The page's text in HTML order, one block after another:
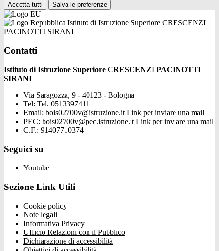
Accetta tutti Salva le preferenze
Istituto di Istruzione Superiore CRESCENZI
PACINOTTI SIRANI
Contatti
Istituto di Istruzione Superiore CRESCENZI PACINOTTI
SIRANI
Via Saragozza, 9 - 40123 - Bologna
Tel: Tel. 0513397411
Email: bois02700v@istruzione.it Link per inviare una mail
PEC: bois02700v@pec.istruzione.it Link per inviare una mail
C.F.: 91407710374
Seguici su
Youtube
Sezione Link Utili
Cookie policy
Note legali
Informativa Privacy
Ufficio Relazioni con il Pubblico
Dichiarazione di accessibilità